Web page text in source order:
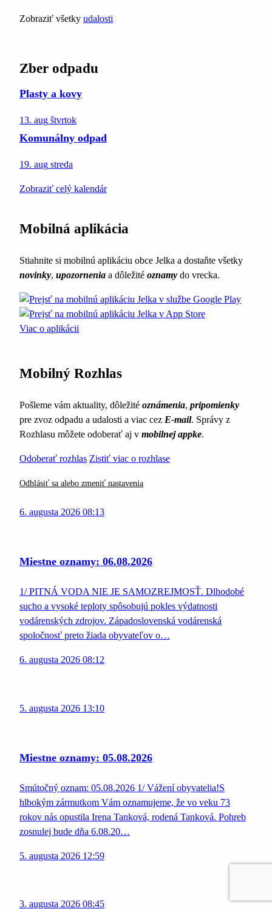
Zobraziť všetky udalosti
Zber odpadu
Plasty a kovy
13. aug štvrtok
Komunálny odpad
19. aug streda
Zobraziť celý kalendár
Mobilná aplikácia
Stiahnite si mobilnú aplikáciu obce Jelka a dostaňte všetky
novinky, upozornenia a dôležité oznamy do vrecka.
Viac o aplikácii
Mobilný Rozhlas
Pošleme vám aktuality, dôležité oznámenia, pripomienky
pre zvoz odpadu a udalosti a viac cez E-mail. Správy z
Rozhlasu môžete odoberať aj v mobilnej appke.
Odoberať rozhlas Zistiť viac o rozhlase
Odhlásiť sa alebo zmeniť nastavenia
6. augusta 2026 08:13
Miestne oznamy: 06.08.2026
1/ PITNÁ VODA NIE JE SAMOZREJMOSŤ. Dlhodobé
sucho a vysoké teploty spôsobujú pokles výdatnosti
vodárenských zdrojov. Západoslovenská vodárenská
spoločnosť preto žiada obyvateľov o…
6. augusta 2026 08:12
5. augusta 2026 13:10
Miestne oznamy: 05.08.2026
Smútočný oznam: 05.08.2026 1/ Vážení obyvatelia!S
hlbokým zármutkom Vám oznamujeme, že vo veku 73
rokov nás opustila Irena Tanková, rodená Tanková. Pohreb
zosnulej bude dňa 6.08.20…
5. augusta 2026 12:59
3. augusta 2026 08:45